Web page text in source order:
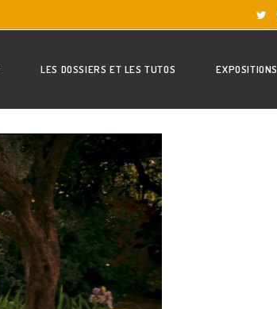
LES DOSSIERS ET LES TUTOS EXPOSITIONS